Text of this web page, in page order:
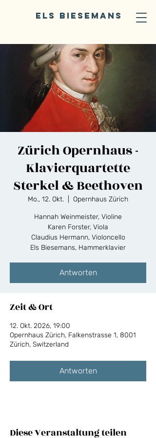
ELS BIESEMANS
Zürich Opernhaus -
Klavierquartette
Sterkel & Beethoven
Mo., 12. Okt. Opernhaus Zürich
Hannah Weinmeister, Violine
Karen Forster, Viola
Claudius Hermann, Violoncello
Els Biesemans, Hammerklavier
Antworten
Zeit & Ort
12. Okt. 2026, 19:00
Opernhaus Zürich, Falkenstrasse 1, 8001
Zürich, Switzerland
Antworten
Diese Veranstaltung teilen